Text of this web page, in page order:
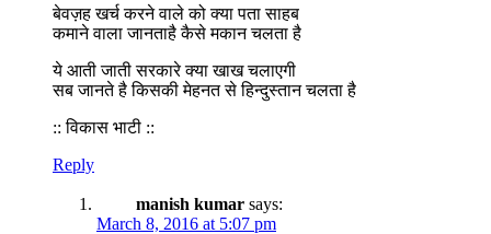
बेवज़ह खर्च करने वाले को क्या पता साहब
कमाने वाला जानताहै कैसे मकान चलता है
ये आती जाती सरकारे क्या खाख चलाएगी
सब जानते है किसकी मेहनत से हिन्दुस्तान चलता है
:: विकास भाटी ::
Reply
manish kumar says:
March 8, 2016 at 5:07 pm